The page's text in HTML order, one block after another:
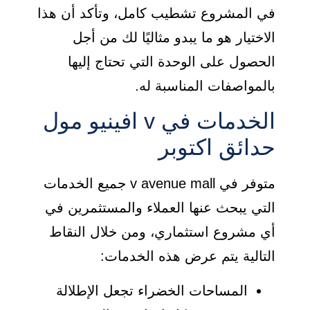
في المشروع تشطيب كامل، وتأكد أن هذا
الاختيار هو ما يبدو مثاليًا لك من أجل
الحصول على الوحدة التي تحتاج إليها
بالمواصفات المناسبة له.
الخدمات في v افينيو مول
حدائق اكتوبر
متوفر في v avenue mall جميع الخدمات
التي يبحث عنها العملاء والمستثمرين في
أي مشروع استثماري، ومن خلال النقاط
التالية يتم عرض هذه الخدمات:
المساحات الخضراء تجعل الإطلالة